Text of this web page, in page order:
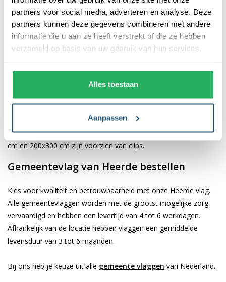
partners voor social media, adverteren en analyse. Deze
partners kunnen deze gegevens combineren met andere
informatie die u aan ze heeft verstrekt of die ze hebben
verzameld op basis van uw gebruik van hun services.
Alles toestaan
Aanpassen
De afwerking van onze vlaggen is van hoge kwaliteit. Ze zijn
voorzien van een sterke kopband en een dubbele stiknaad, wat
bijdraagt aan hun duurzaamheid en stevigheid. Wij bieden de
vlag vanHeerde aan in verschillende afmetingen: 40x60 cm,
is er altijd een geschikte maat voor jouw specifieke toepassing
voorzien van verschillende bevestigingsmogelijkheden. De
vlaggen van 40x60 cm, 70x100 cm en 100x150 cm zijn uitgerust
met een koord en lusje, terwijl de grotere maten van 150x225
cm en 200x300 cm zijn voorzien van clips.
Gemeentevlag van Heerde bestellen
Kies voor kwaliteit en betrouwbaarheid met onze Heerde vlag.
Alle gemeentevlaggen worden met de grootst mogelijke zorg
vervaardigd en hebben een levertijd van 4 tot 6 werkdagen.
Afhankelijk van de locatie hebben vlaggen een gemiddelde
levensduur van 3 tot 6 maanden.
Bij ons heb je keuze uit alle gemeente vlaggen van Nederland.